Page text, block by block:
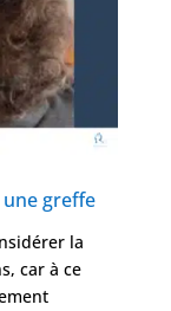
greffe
la
car à ce